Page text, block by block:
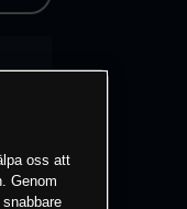
oss att
Genom